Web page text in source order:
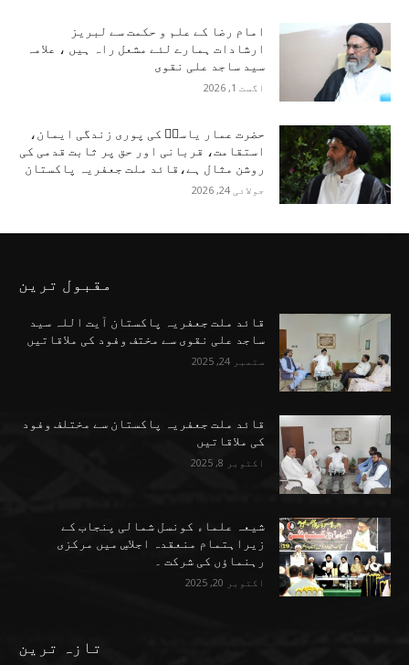
امام رضا کے علم و حکمت سے لبریز
ارشادات ہمارے لئے مشعل راہ ہیں ، علامہ
سید ساجد علی نقوی
اگست 1, 2026
حضرت عمار یاسرؑ کی پوری زندگی ایمان،
استقامت، قربانی اور حق پر ثابت قدمی کی
روشن مثال ہے،قائد ملت جعفریہ پاکستان
جولائی 24, 2026
مقبول ترین
قائد ملت جعفریہ پاکستان آیت اللہ سید
ساجد علی نقوی سے مختف وفود کی ملاقاتیں
ستمبر 24, 2025
قائد ملت جعفریہ پاکستان سے مختلف وفود
کی ملاقاتیں
اکتوبر 8, 2025
شیعہ علماء کونسل شمالی پنجاب کے
زیراہتمام منعقدہ اجلاسِ میں مرکزی
رہنماؤں کی شرکت ۔
اکتوبر 20, 2025
تازہ ترین